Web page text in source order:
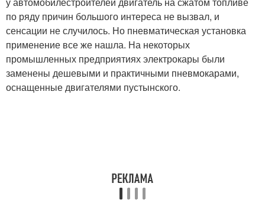
по ряду причин большого интереса не вызвал, и
сенсации не случилось. Но пневматическая установка
применение все же нашла. На некоторых
промышленных предприятиях электрокары были
заменены дешевыми и практичными пневмокарами,
оснащенные двигателями пустынского.